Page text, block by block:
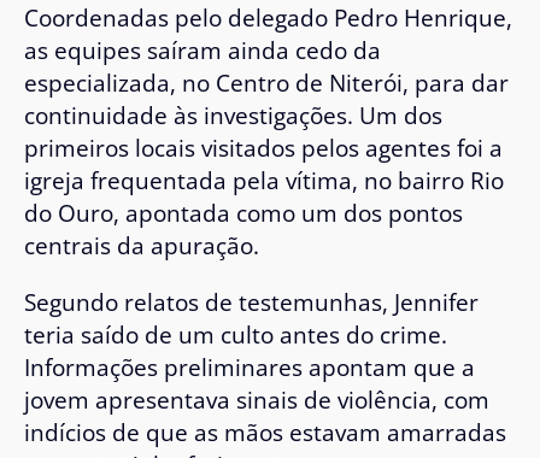
Coordenadas pelo delegado Pedro Henrique,
as equipes saíram ainda cedo da
especializada, no Centro de Niterói, para dar
continuidade às investigações. Um dos
primeiros locais visitados pelos agentes foi a
igreja frequentada pela vítima, no bairro Rio
do Ouro, apontada como um dos pontos
centrais da apuração.
Segundo relatos de testemunhas, Jennifer
teria saído de um culto antes do crime.
Informações preliminares apontam que a
jovem apresentava sinais de violência, com
indícios de que as mãos estavam amarradas